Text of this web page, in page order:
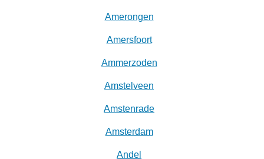
Amerongen
Amersfoort
Ammerzoden
Amstelveen
Amstenrade
Amsterdam
Andel